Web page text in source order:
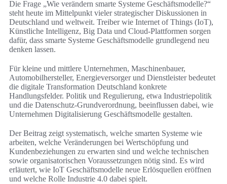
Die Frage „Wie verändern smarte Systeme Geschäftsmodelle?“
steht heute im Mittelpunkt vieler strategischer Diskussionen in
Deutschland und weltweit. Treiber wie Internet of Things (IoT),
Künstliche Intelligenz, Big Data und Cloud-Plattformen sorgen
dafür, dass smarte Systeme Geschäftsmodelle grundlegend neu
denken lassen.
Für kleine und mittlere Unternehmen, Maschinenbauer,
Automobilhersteller, Energieversorger und Dienstleister bedeutet
die digitale Transformation Deutschland konkrete
Handlungsfelder. Politik und Regulierung, etwa Industriepolitik
und die Datenschutz-Grundverordnung, beeinflussen dabei, wie
Unternehmen Digitalisierung Geschäftsmodelle gestalten.
Der Beitrag zeigt systematisch, welche smarten Systeme wie
arbeiten, welche Veränderungen bei Wertschöpfung und
Kundenbeziehungen zu erwarten sind und welche technischen
sowie organisatorischen Voraussetzungen nötig sind. Es wird
erläutert, wie IoT Geschäftsmodelle neue Erlösquellen eröffnen
und welche Rolle Industrie 4.0 dabei spielt.